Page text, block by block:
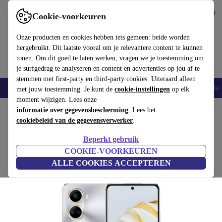
Cookie-voorkeuren
Onze producten en cookies hebben iets gemeen: beide worden
hergebruikt. Dit laatste vooral om je relevantere content te kunnen
tonen. Om dit goed te laten werken, vragen we je toestemming om
je surfgedrag te analyseren en content en advertenties op jou af te
stemmen met first-party en third-party cookies. Uiteraard alleen
met jouw toestemming. Je kunt de cookie-instellingen op elk
moment wijzigen. Lees onze
informatie over gegevensbescherming. Lees het
cookiebeleid van de gegevensverwerker.
Beperkt gebruik
COOKIE-VOORKEUREN
ALLE COOKIES ACCEPTEREN
Gebruik refurbed snel en eenvoudig
Smartphones Laptops Tablets Smartwatches Accessoires
Home Producten Smartphones Huawei Mobiele Telefoons
Huawei Nova 10 SE
8 GB | 128 GB | Dual-SIM | zilver
(2 beoordelingen)